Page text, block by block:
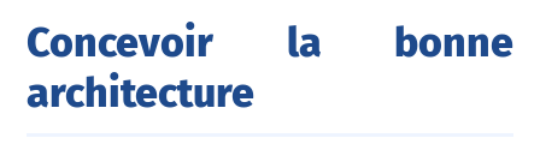
Concevoir la bonne
architecture